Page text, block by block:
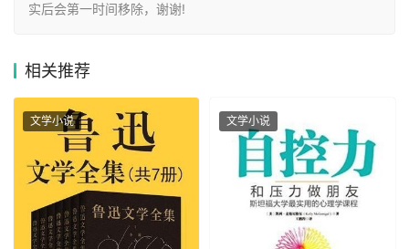
实后会第一时间移除，谢谢!
相关推荐
文学小说 文学小说